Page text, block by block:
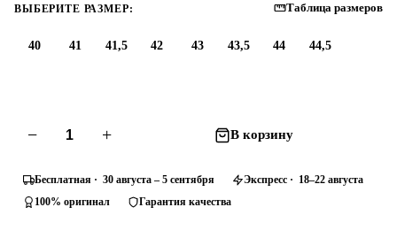
ВЫБЕРИТЕ РАЗМЕР: Таблица размеров
40 41 41,5 42 43 43,5 44 44,5
− + В корзину
Бесплатная · 30 августа – 5 сентября
Экспресс · 18–22 августа
100% оригинал
Гарантия качества